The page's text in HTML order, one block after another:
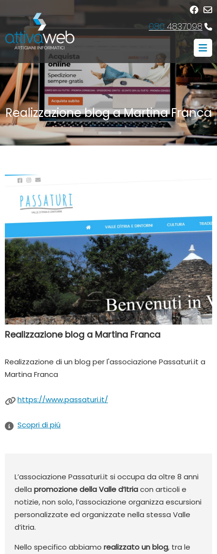
080 4837098
Realizzazione blog a Martina Franca
Realizzazione blog a Martina Franca
Realizzazione di un blog per l'associazione Passaturi.it a
Martina Franca
https://www.passaturi.it/
Scopri di piú
L’associazione Passaturi.it si occupa da oltre 8 anni
della promozione della Valle d’Itriacon articoli e
notizie, non solo, l’associazione organizza escursioni
personalizzate ed organizzate nella stessa Valle
d’itria.
Nello specifico abbiamo realizzato un blog, tra le